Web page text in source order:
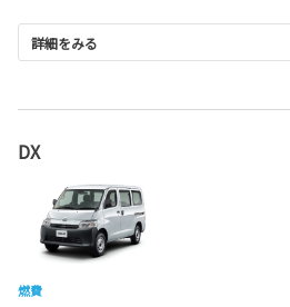
詳細をみる
DX
燃費